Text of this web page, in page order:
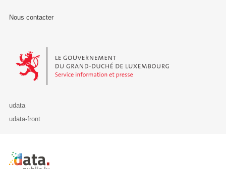
Nous contacter
Le Gouvernement du Grand-Duché de Luxembourg - Service
udata
udata-front
Retour à l'accueil de data.public.lu